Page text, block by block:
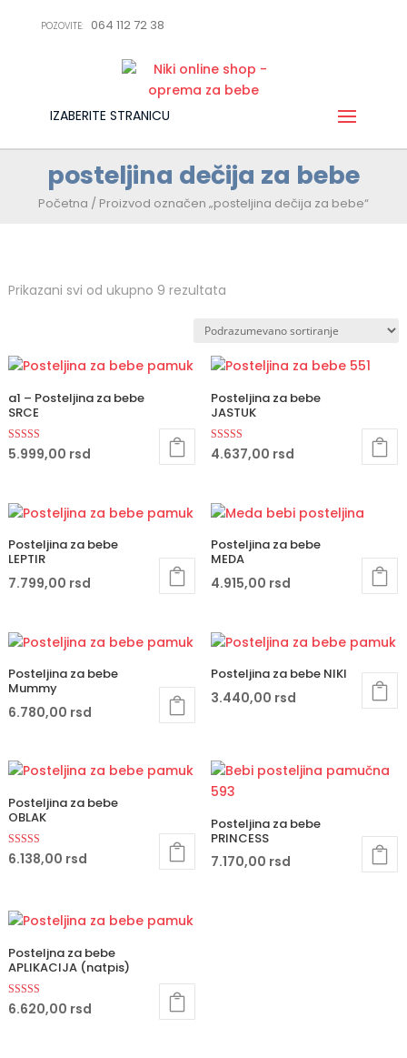
POZOVITE: 064 112 72 38
IZABERITE STRANICU
posteljina dečija za bebe
Početna / Proizvod označen „posteljina dečija za bebe“
Prikazani svi od ukupno 9 rezultata
a1 – Posteljina za bebe
SRCE
Ocenjeno sa
5.00
5.999,00 rsd
Posteljina za bebe
JASTUK
Ocenjeno sa
5.00
4.637,00 rsd
Posteljina za bebe
LEPTIR
7.799,00 rsd
Posteljina za bebe
MEDA
4.915,00 rsd
Posteljina za bebe
Mummy
6.780,00 rsd
Posteljina za bebe NIKI
3.440,00 rsd
Posteljina za bebe
OBLAK
Ocenjeno sa
5.00
6.138,00 rsd
Posteljina za bebe
PRINCESS
7.170,00 rsd
Posteljna za bebe
APLIKACIJA (natpis)
Ocenjeno sa
5.00
6.620,00 rsd